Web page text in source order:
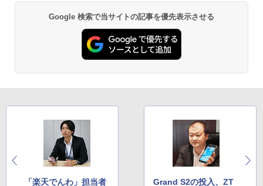
Google 検索で当サイトの記事を優先表示させる
「楽天でんわ」担当者
Grand S2の投入、ZT